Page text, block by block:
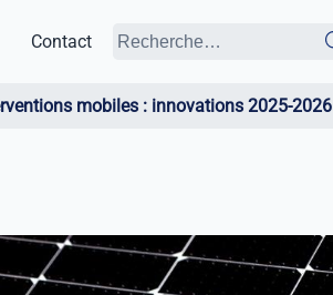
Contact
mobiles : innovations 2025-2026